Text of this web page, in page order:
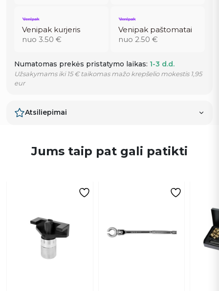
Venipak kurjeris
nuo 3.50 €
Venipak paštomatai
nuo 2.50 €
Numatomas prekės pristatymo laikas: 1-3 d.d.
Užsakymams iki 15 € taikomas mažo krepšelio mokestis 1,95
eur
Atsiliepimai
Jums taip pat gali patikti